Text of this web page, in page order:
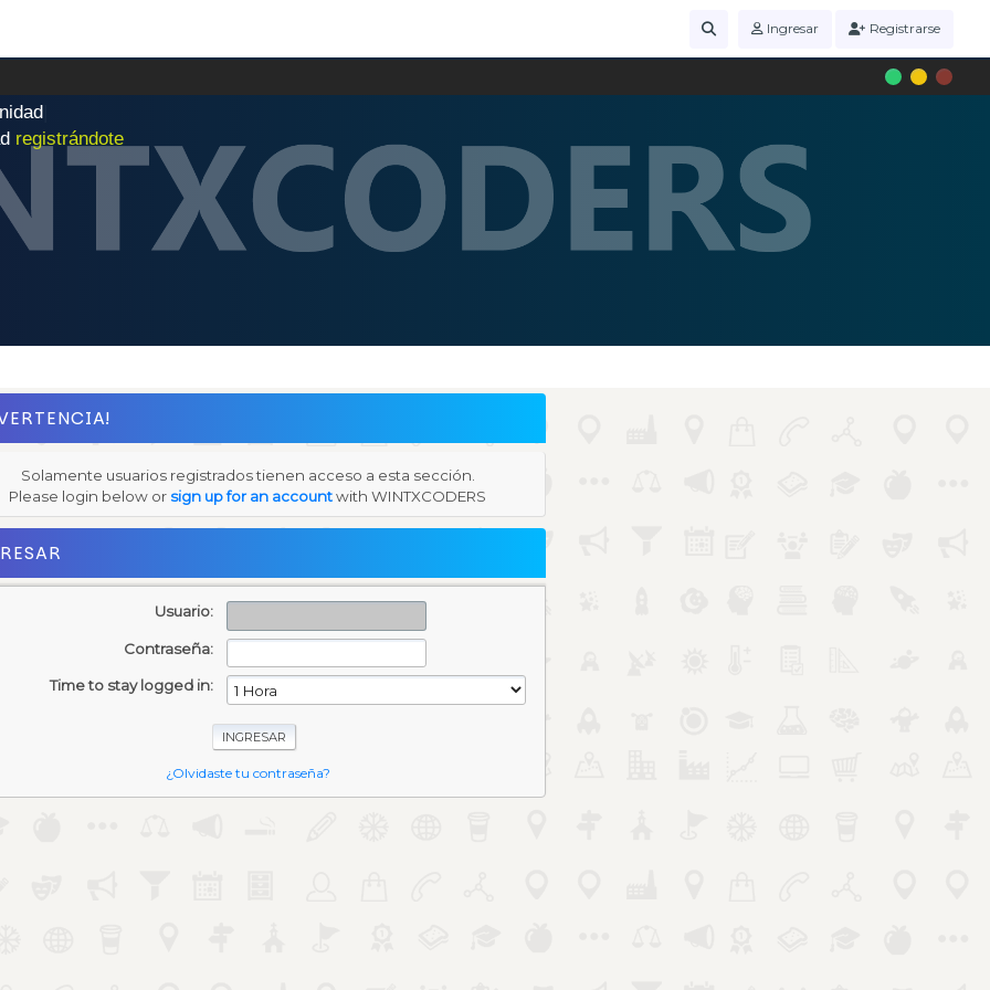
Ingresar Registrarse
nidad
registrándote
Solamente usuarios registrados tienen acceso a esta sección.
Please login below or sign up for an accountwith WINTXCODERS
Usuario:
Contraseña:
Time to stay logged in:
¿Olvidaste tu contraseña?